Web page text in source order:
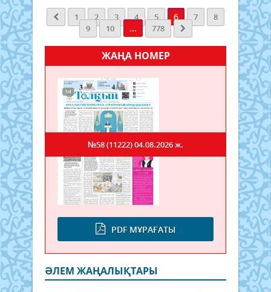
1 2 3 4 5 6 7
8
9
10 ... 778
ЖАҢА НОМЕР
PDF МҰРАҒАТЫ
№58 (11222)04.08.2026 ж.
ӘЛЕМ ЖАҢАЛЫҚТАРЫ